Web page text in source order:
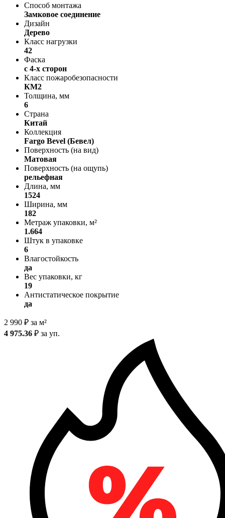
Способ монтажа
Замковое соединение
Дизайн
Дерево
Класс нагрузки
42
Фаска
с 4-х сторон
Класс пожаробезопасности
КМ2
Толщина, мм
6
Страна
Китай
Коллекция
Fargo Bevel (Бевел)
Поверхность (на вид)
Матовая
Поверхность (на ощупь)
рельефная
Длина, мм
1524
Ширина, мм
182
Метраж упаковки, м²
1.664
Штук в упаковке
6
Влагостойкость
да
Вес упаковки, кг
19
Антистатическое покрытие
да
2 990 ₽ за м²
4 975.36 ₽ за уп.